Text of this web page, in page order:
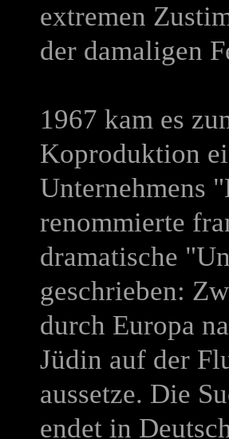
extremen
der damaligen
1967 kam es
Koproduktion
Unternehmens
renommierte
dramatische
geschrieben:
durch Europa
Jüdin auf der
aussetze. Die
endet in